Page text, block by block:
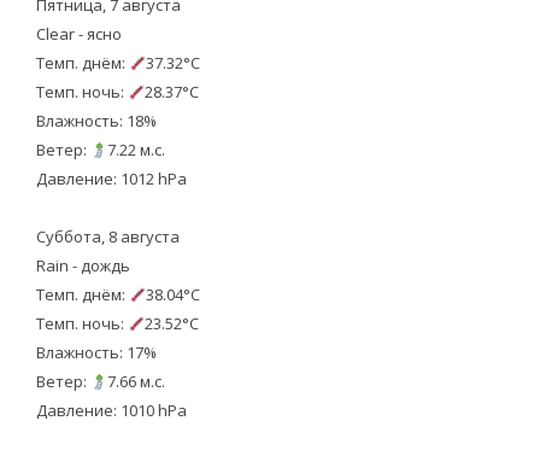
Пятница, 7 августа
Clear - ясно
Темп. днём:
37.32°C
Темп. ночь:
28.37°C
Влажность: 18%
Ветер:
7.22 м.с.
Давление: 1012 hPa
Суббота, 8 августа
Rain - дождь
Темп. днём:
38.04°C
Темп. ночь:
23.52°C
Влажность: 17%
Ветер:
7.66 м.с.
Давление: 1010 hPa